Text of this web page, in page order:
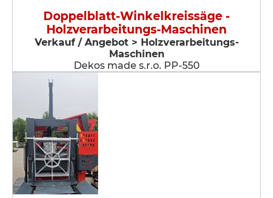
Doppelblatt-Winkelkreissäge -
Holzverarbeitungs-Maschinen
Verkauf / Angebot > Holzverarbeitungs-
Maschinen
Dekos made s.r.o. PP-550